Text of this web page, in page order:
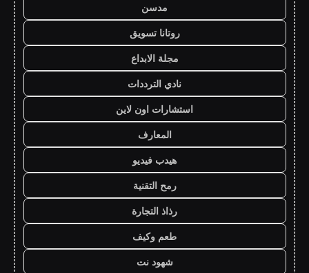
مدسن
روتانا تسويق
مجلة الابداع
نادي الترددات
استشارات اون لاين
المعارف
هيدب فيديو
رمح التقنية
رذاذ التجارة
طعم وكيف
شهود نت